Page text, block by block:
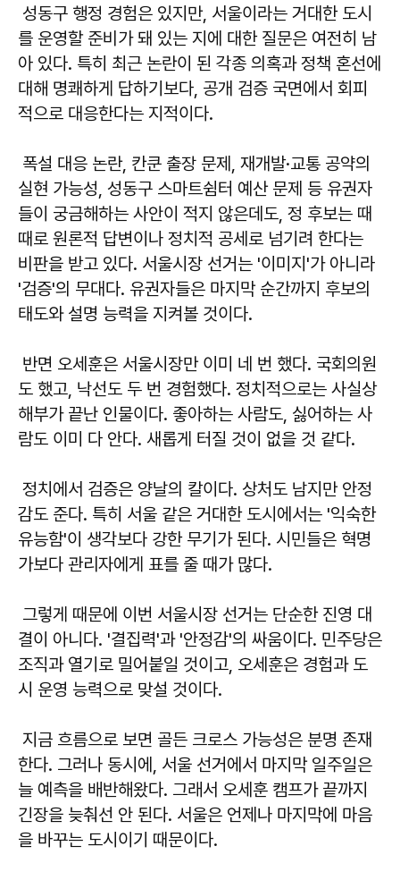
성동구 행정 경험은 있지만, 서울이라는 거대한 도시
를 운영할 준비가 돼 있는 지에 대한 질문은 여전히 남
아 있다. 특히 최근 논란이 된 각종 의혹과 정책 혼선에
대해 명쾌하게 답하기보다, 공개 검증 국면에서 회피
적으로 대응한다는 지적이다.
폭설 대응 논란, 칸쿤 출장 문제, 재개발·교통 공약의
실현 가능성, 성동구 스마트쉼터 예산 문제 등 유권자
들이 궁금해하는 사안이 적지 않은데도, 정 후보는 때
때로 원론적 답변이나 정치적 공세로 넘기려 한다는
비판을 받고 있다. 서울시장 선거는 '이미지'가 아니라
'검증'의 무대다. 유권자들은 마지막 순간까지 후보의
태도와 설명 능력을 지켜볼 것이다.
반면 오세훈은 서울시장만 이미 네 번 했다. 국회의원
도 했고, 낙선도 두 번 경험했다. 정치적으로는 사실상
해부가 끝난 인물이다. 좋아하는 사람도, 싫어하는 사
람도 이미 다 안다. 새롭게 터질 것이 없을 것 같다.
정치에서 검증은 양날의 칼이다. 상처도 남지만 안정
감도 준다. 특히 서울 같은 거대한 도시에서는 '익숙한
유능함'이 생각보다 강한 무기가 된다. 시민들은 혁명
가보다 관리자에게 표를 줄 때가 많다.
그렇게 때문에 이번 서울시장 선거는 단순한 진영 대
결이 아니다. '결집력'과 '안정감'의 싸움이다. 민주당은
조직과 열기로 밀어붙일 것이고, 오세훈은 경험과 도
시 운영 능력으로 맞설 것이다.
지금 흐름으로 보면 골든 크로스 가능성은 분명 존재
한다. 그러나 동시에, 서울 선거에서 마지막 일주일은
늘 예측을 배반해왔다. 그래서 오세훈 캠프가 끝까지
긴장을 늦춰선 안 된다. 서울은 언제나 마지막에 마음
을 바꾸는 도시이기 때문이다.